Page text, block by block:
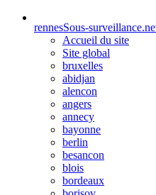
rennesSous-
Accueil du site
Site global
bruxelles
abidjan
alencon
angers
annecy
bayonne
berlin
besancon
blois
bordeaux